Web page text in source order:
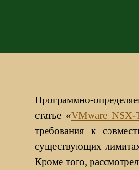
Программно-
статье «VMware NSX-
требования к
существующих
Кроме того,